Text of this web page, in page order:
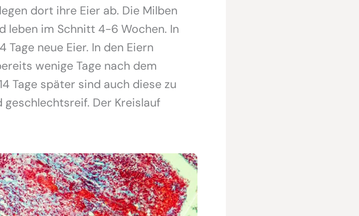
dort ihre Eier ab. Die Milben
leben im Schnitt 4-6 Wochen. In
Tage neue Eier. In den Eiern
wenige Tage nach dem
Tage später sind auch diese zu
Der Kreislauf